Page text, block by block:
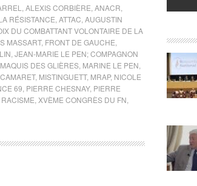
ALEXIS CORBIÈRE ANACR
RÉSISTANCE ATTAC AUGUSTIN
DU COMBATTANT VOLONTAIRE DE LA
MASSART, FRONT DE GAUCHE
JEAN-MARIE LE PEN; COMPAGNON
MAQUIS DES GLIÈRES MARINE LE PEN
, MISTINGUETT, MRAP, NICOLE
69 PIERRE CHESNAY, PIERRE
XVÈME CONGRÈS DU FN